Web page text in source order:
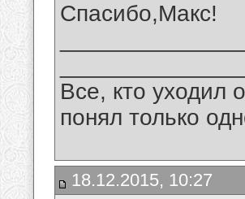
Спасибо,Макс!
Все, кто уходил
понял только
18.12.2015, 10:27